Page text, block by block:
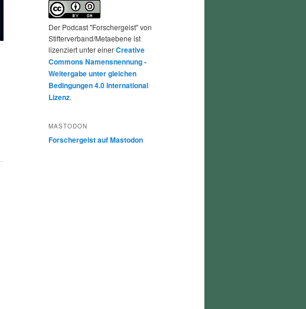
Der Podcast "Forschergeist" von
Stifterverband/Metaebene ist
lizenziert unter einerCreative
Commons Namensnennung -
Weitergabe unter gleichen
Bedingungen 4.0 International
Lizenz.
MASTODON
Forschergeist auf Mastodon